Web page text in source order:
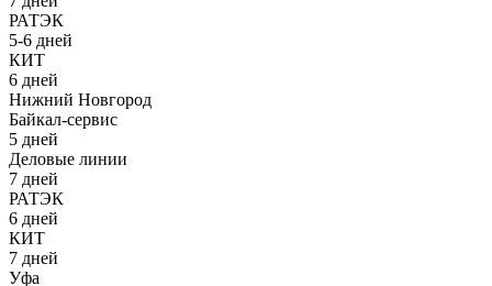
РАТЭК
5-6 дней
КИТ
6 дней
Нижний Новгород
Байкал-сервис
5 дней
Деловые линии
7 дней
РАТЭК
6 дней
КИТ
7 дней
Уфа